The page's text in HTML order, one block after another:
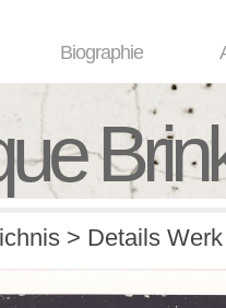
Biographie
> Details Werk